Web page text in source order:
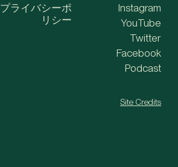
プライバシーポ
リシー
Instagram
YouTube
Twitter
Facebook
Podcast
Site Credits